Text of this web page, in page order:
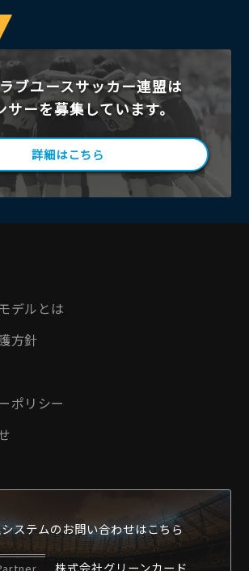
ブユースサッカー連盟は
サーを募集しています。
詳細はこちら
デルとは
方針
ポリシー
ステムのお問い合わせはこちら
株式会社グリーンカード